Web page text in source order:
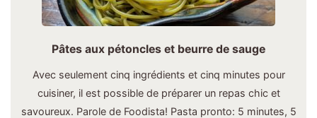
Pâtes aux pétoncles et beurre de sauge
Avec seulement cinq ingrédients et cinq minutes pour
cuisiner, il est possible de préparer un repas chic et
savoureux. Parole de Foodista! Pasta pronto: 5 minutes, 5